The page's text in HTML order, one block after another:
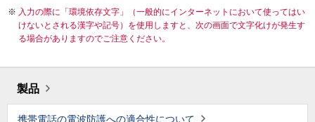
入力の際に「環境依存文字」（一般的にインターネットにおいて使ってはい
けないとされる漢字や記号）を使用しますと、次の画面で文字化けが発生す
る場合がありますのでご注意ください。
製品
携帯電話の電波防護への適合性について